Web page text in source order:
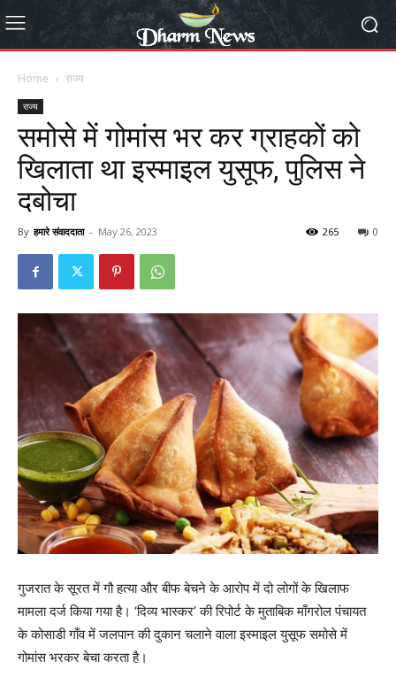
Home राज्य
राज्य
समोसे में गोमांस भर कर ग्राहकों को
खिलाता था इस्माइल युसूफ, पुलिस ने
दबोचा
By हमारे संवाददाता - May 26, 2023 0
265
गुजरात के सूरत में गौ हत्या और बीफ बेचने के आरोप में दो लोगों के खिलाफ
मामला दर्ज किया गया है। ‘दिव्य भास्कर’ की रिपोर्ट के मुताबिक माँगरोल पंचायत
के कोसाडी गाँव में जलपान की दुकान चलाने वाला इस्माइल युसूफ समोसे में
गोमांस भरकर बेचा करता है।